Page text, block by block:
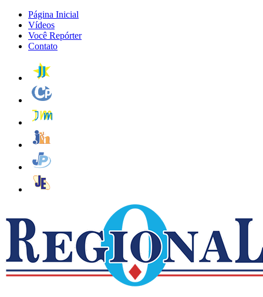
Página Inicial
Vídeos
Você Repórter
Contato